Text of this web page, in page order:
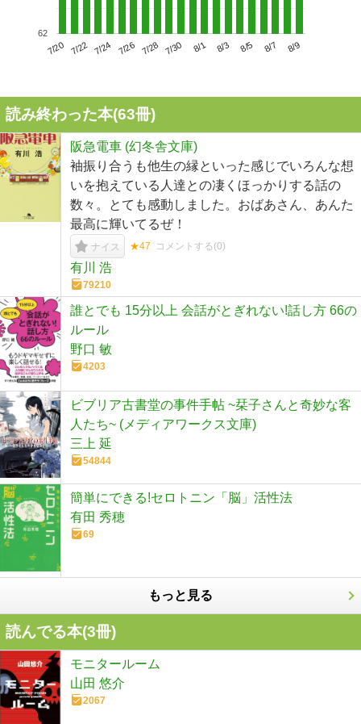
7/20 7/22 7/24 7/26 7/28 7/30 8/1 8/3 8/5 8/7 8/9
62
読み終わった本(63冊)
阪急電車 (幻冬舎文庫)
袖振り合うも他生の縁といった感じでいろんな想
いを抱えている人達との凄くほっかりする話の
数々。とても感動しました。おばあさん、あんた
最高に輝いてるぜ！
ナイス ★47 コメントする(0)
有川 浩
79210
誰とでも 15分以上 会話がとぎれない!話し方 66の
ルール
野口 敏
4203
ビブリア古書堂の事件手帖 ~栞子さんと奇妙な客
人たち~ (メディアワークス文庫)
三上 延
54844
簡単にできる!セロトニン「脳」活性法
有田 秀穂
69
もっと見る
読んでる本(3冊)
モニタールーム
山田 悠介
2067